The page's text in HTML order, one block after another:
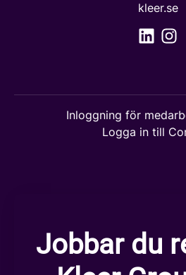
kleer.se
Inloggning för
Logga in till
Jobbar du